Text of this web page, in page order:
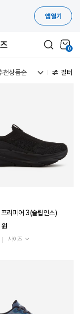
앱 열기
0
필터
프리미어 3(슬립인스)
사이즈